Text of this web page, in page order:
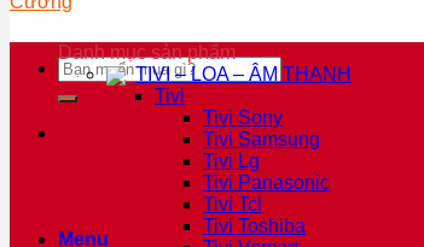
Tìm
kiếm:
Menu
Danh mục sản phẩm
TIVI – LOA – ÂM THANH
Tivi
Tivi Sony
Tivi Samsung
Tivi Lg
Tivi Panasonic
Tivi Tcl
Tivi Toshiba